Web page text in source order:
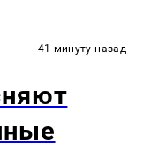
41 минуту назад